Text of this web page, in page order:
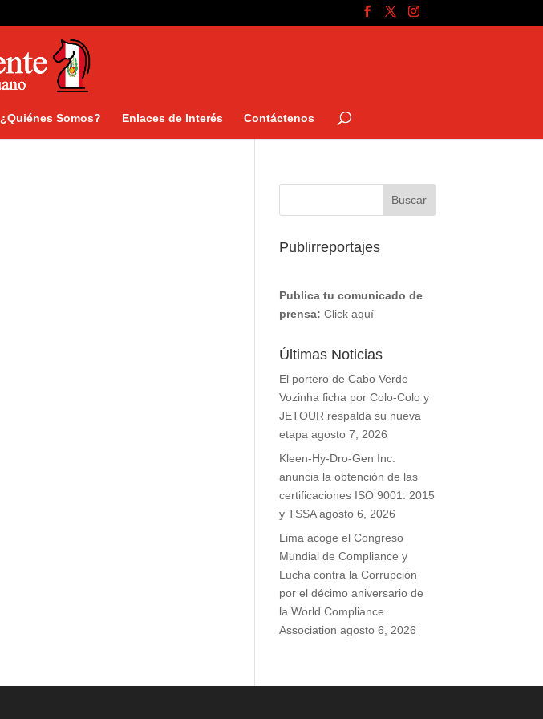
¿Quiénes Somos? Enlaces de Interés Contáctenos
Publirreportajes
Publica tu comunicado de
prensa: Click aquí
Últimas Noticias
El portero de Cabo Verde
Vozinha ficha por Colo-Colo y
JETOUR respalda su nueva
etapa agosto 7, 2026
Kleen-Hy-Dro-Gen Inc.
anuncia la obtención de las
certificaciones ISO 9001: 2015
y TSSA agosto 6, 2026
Lima acoge el Congreso
Mundial de Compliance y
Lucha contra la Corrupción
por el décimo aniversario de
la World Compliance
Association agosto 6, 2026